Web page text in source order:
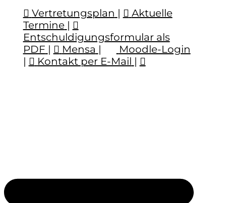
Vertretungsplan |
Aktuelle
Termine |
Entschuldigungsformular als
PDF | Mensa |
Moodle-Login
|
Kontakt per E-Mail |